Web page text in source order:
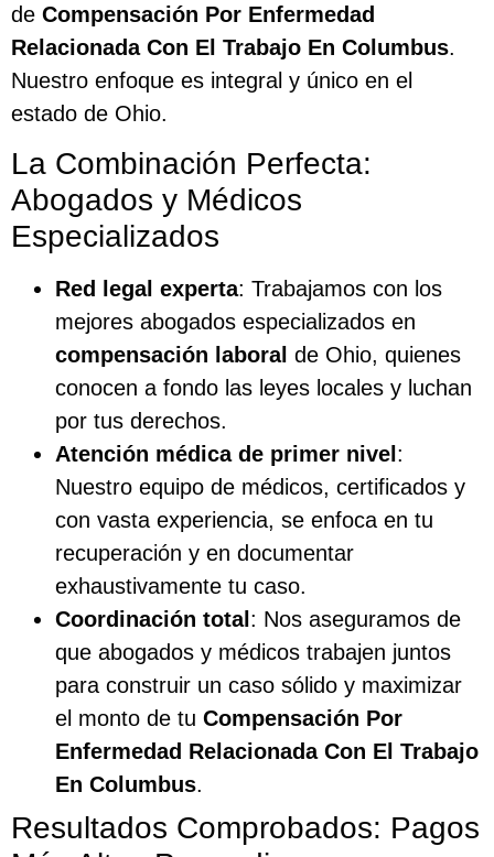
de Compensación Por Enfermedad
Relacionada Con El Trabajo En Columbus.
Nuestro enfoque es integral y único en el
estado de Ohio.
La Combinación Perfecta:
Abogados y Médicos
Especializados
Red legal experta: Trabajamos con los
mejores abogados especializados en
compensación laboral de Ohio, quienes
conocen a fondo las leyes locales y luchan
por tus derechos.
Atención médica de primer nivel :
Nuestro equipo de médicos, certificados y
con vasta experiencia, se enfoca en tu
recuperación y en documentar
exhaustivamente tu caso.
Coordinación total : Nos aseguramos de
que abogados y médicos trabajen juntos
para construir un caso sólido y maximizar
el monto de tu Compensación Por
Enfermedad Relacionada Con El Trabajo
En Columbus.
Resultados Comprobados: Pagos